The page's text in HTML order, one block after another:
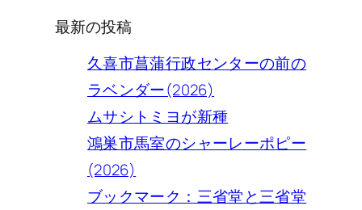
最新の投稿
久喜市菖蒲行政センターの前の
ラベンダー(2026)
ムサシトミヨが新種
鴻巣市馬室のシャーレーポピー
(2026)
ブックマーク：三省堂と三省堂